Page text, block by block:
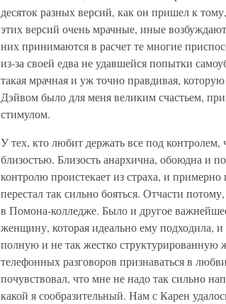
десяток разных версий, как он пришел к
этих версий очень мрачные, иные
них принимаются в расчет те многие
из-за своей едва не удавшейся попытки
такая мрачная и уж точно правдивая,
Дэйвом было для меня великим счастьем,
стимулом.
У тех, кто любит держать все под контролем,
близостью. Близость анархична, обоюдна и
контролю проистекает из страха, и
перестал так сильно бояться. Отчасти
в Помона-колледже. Было и другое
женщину, которая идеально ему подходила, и
полную и не так жестко
телефонных разговоров признаваться в
почувствовал, что мне не надо так сильно
какой я сообразительный. Нам с Карен